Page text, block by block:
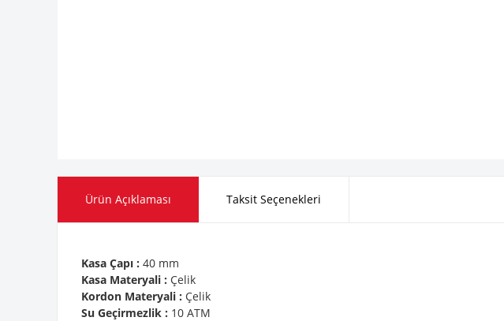
Ürün Açıklaması Taksit Seçenekleri
Kasa Çapı : 40 mm
Kasa Materyali : Çelik
Kordon Materyali : Çelik
Su Geçirmezlik : 10 ATM